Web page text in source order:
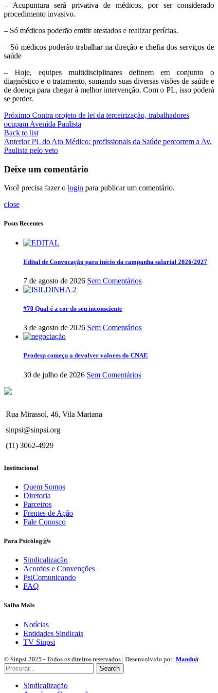
– Acupuntura será privativa de médicos, por ser considerado
procedimento invasivo.
– Só médicos poderão emitir atestados e realizar perícias.
– Só médicos poderão trabalhar na direção e chefia dos serviços de
saúde
– Hoje, equipes multidisciplinares definem em conjunto o
diagnóstico e o tratamento, somando suas diversas visões de saúde e
de doença para chegar à melhor intervenção. Com o PL, isso poderá
se perder.
Próximo Contra projeto de lei da terceirização, trabalhadores
ocupam Avenida Paulista
Back to list
Anterior PL do Ato Médico: profissionais da Saúde percorrem a Av.
Paulista pelo veto
Deixe um comentário
Você precisa fazer o login para publicar um comentário.
close
Posts Recentes
Edital de Convocação para início da campanha salarial 2026/2027
7 de agosto de 2026 Sem Comentários
#70 Qual é a cor do seu inconsciente
3 de agosto de 2026 Sem Comentários
Prodesp começa a devolver valores do CNAE
30 de julho de 2026 Sem Comentários
Rua Mirassol, 46, Vila Mariana
sinpsi@sinpsi.org
(11) 3062-4929
Institucional
Quem Somos
Diretoria
Parceiros
Frentes de Ação
Fale Conosco
Para Psicólog@s
Sindicalização
Acordos e Convenções
PsiComunicando
FAQ
Saiba Mais
Notícias
Entidades Sindicais
TV Sinpsi
© Sinpsi 2025 - Todos os direitos reservados | Desenvolvido por: Manduá
Search
Sindicalização